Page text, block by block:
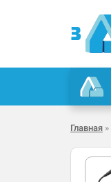
Главная »